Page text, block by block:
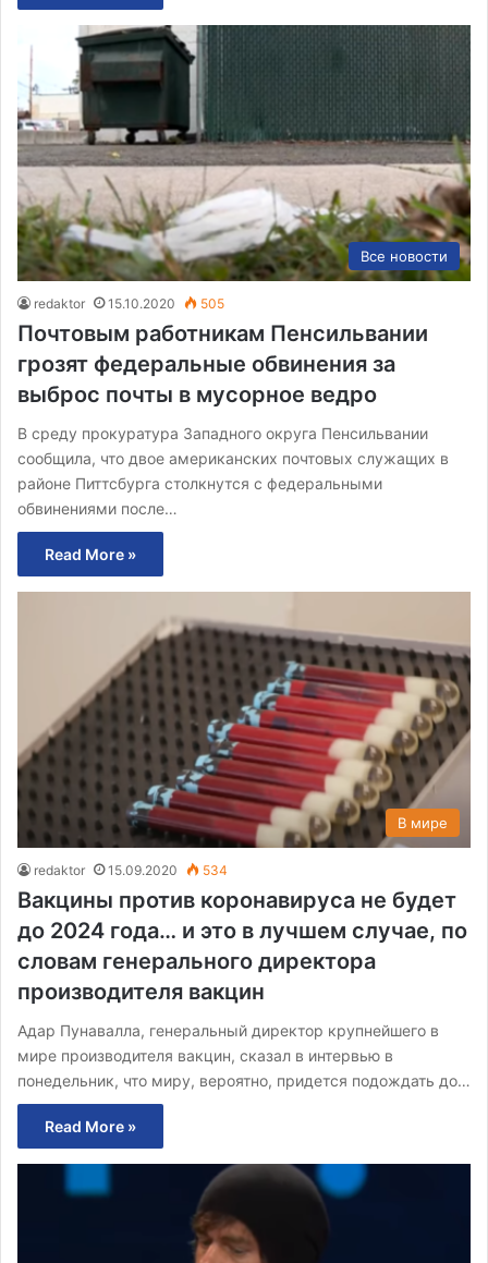
Все новости
redaktor 15.10.2020 505
Почтовым работникам Пенсильвании
грозят федеральные обвинения за
выброс почты в мусорное ведро
В среду прокуратура Западного округа Пенсильвании
сообщила, что двое американских почтовых служащих в
районе Питтсбурга столкнутся с федеральными
обвинениями после…
Read More »
В мире
redaktor 15.09.2020 534
Вакцины против коронавируса не будет
до 2024 года… и это в лучшем случае, по
словам генерального директора
производителя вакцин
Адар Пунавалла, генеральный директор крупнейшего в
мире производителя вакцин, сказал в интервью в
понедельник, что миру, вероятно, придется подождать до…
Read More »